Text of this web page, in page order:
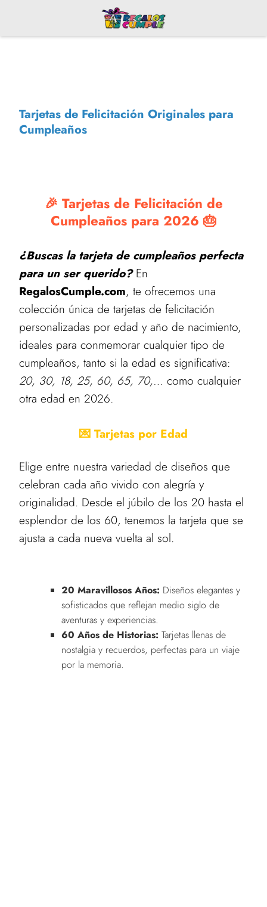
Tarjetas de Felicitación Originales para
Cumpleaños
🎉 Tarjetas de Felicitación de
Cumpleaños para 2026 🎂
¿Buscas la tarjeta de cumpleaños perfecta
para un ser querido?En
RegalosCumple.com, te ofrecemos una
colección única de tarjetas de felicitación
personalizadas por edad y año de nacimiento,
ideales para conmemorar cualquier tipo de
cumpleaños, tanto si la edad es significativa:
20, 30, 18, 25, 60, 65, 70,… como cualquier
otra edad en 2026.
💌 Tarjetas por Edad
Elige entre nuestra variedad de diseños que
celebran cada año vivido con alegría y
originalidad. Desde el júbilo de los 20 hasta el
esplendor de los 60, tenemos la tarjeta que se
ajusta a cada nueva vuelta al sol.
20 Maravillosos Años: Diseños elegantes y
sofisticados que reflejan medio siglo de
aventuras y experiencias.
60 Años de Historias: Tarjetas llenas de
nostalgia y recuerdos, perfectas para un viaje
por la memoria.